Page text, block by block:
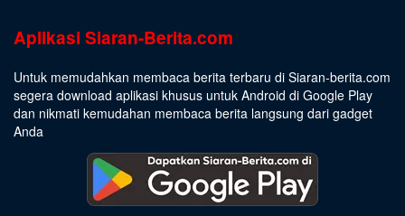
Aplikasi Siaran-Berita.com
Untuk memudahkan membaca berita terbaru di Siaran-berita.com
segera download aplikasi khusus untuk Android di Google Play
dan nikmati kemudahan membaca berita langsung dari gadget
Anda